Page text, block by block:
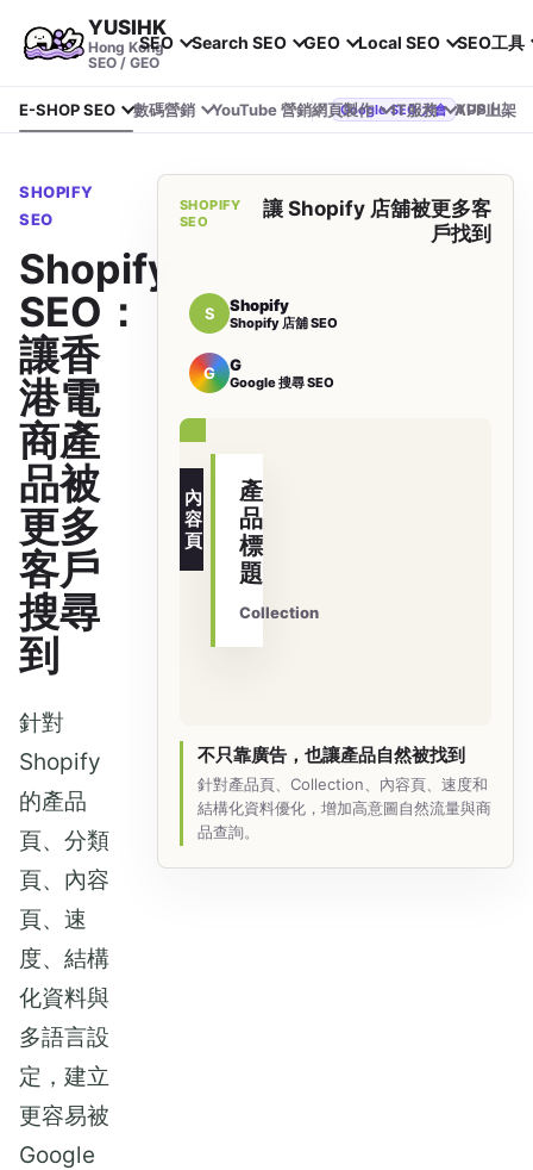
YUSIHK
Hong Kong
SEO / GEO
SEO Search SEO GEO Local SEO SEO工具
E-SHOP SEO 數碼營銷 YouTube 營銷網頁製作 IT服務 APP上架
Google SEO 大會 YUSIHK 近期參加 Google Search Central Live
SHOPIFY
SEO
Shopify
SEO：
讓香
港電
商產
品被
更多
客戶
搜尋
到
針對
Shopify
的產品
頁、分類
頁、內容
頁、速
度、結構
化資料與
多語言設
定，建立
更容易被
Google
SHOPIFY
SEO
讓 Shopify 店舖被更多客
戶找到
S Shopify
Shopify 店舖 SEO
G G
Google 搜尋 SEO
產
品
標
題
Collection
內
容
頁
購買意圖
不只靠廣告，也讓產品自然被找到
針對產品頁、Collection、內容頁、速度和
結構化資料優化，增加高意圖自然流量與商
品查詢。